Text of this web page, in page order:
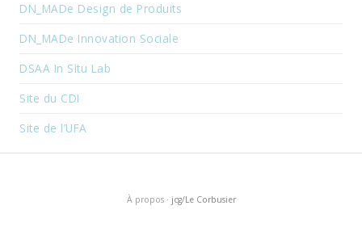
DN_MADe Design de Produits
DN_MADe Innovation Sociale
DSAA In Situ Lab
Site du CDI
Site de l’UFA
À propos· jcg/Le Corbusier